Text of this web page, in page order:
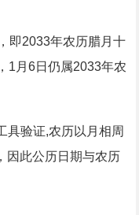
即2033年农历腊月十
1月6日仍属2033年农
具验证,农历以月相周
因此公历日期与农历